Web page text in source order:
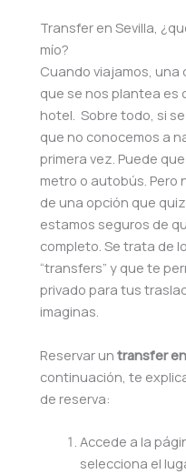
Transfer en Sevilla,
mío?
Cuando viajamos,
que se nos plantea es
hotel. Sobre todo, si
que no conocemos a
primera vez. Puede
metro o autobús.
de una opción que
estamos seguros de
completo. Se trata de
“transfers” y que te
privado para tus
imaginas.
Reservar un transfer
continuación, te
de reserva:
Accede a la
selecciona el